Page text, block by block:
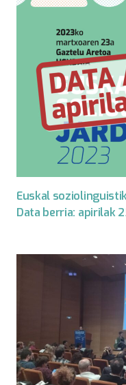
Euskal
Data berria: apirilak